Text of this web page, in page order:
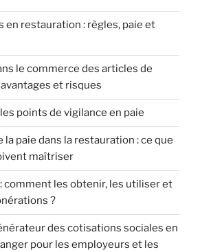
un
de
retraite
? »
en restauration : règles, paie et
le commerce des articles de
et risques
points de vigilance en paie
paie dans la restauration : ce que
maîtriser
les obtenir, les utiliser et
?
des cotisations sociales en
pour les employeurs et les